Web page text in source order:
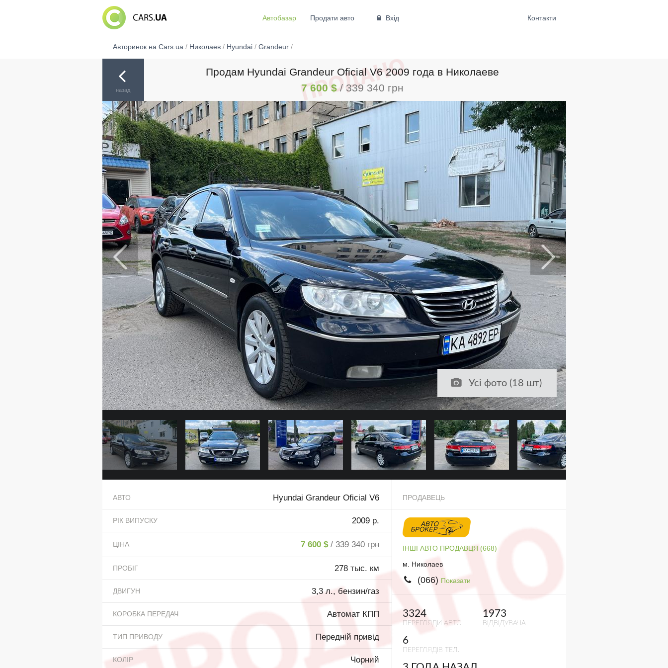
Автобазар Продати авто Вхід Контакти
Авторинок на Cars.ua / Николаев/ Hyundai/ Grandeur/
назад
Продам Hyundai Grandeur Oficial V6 2009 года в Николаеве
7 600 $ / 339 340 грн
Усі фото (18 шт)
АВТО Hyundai Grandeur Oficial V6
РІК ВИПУСКУ 2009 р.
ЦІНА 7 600 $ / 339 340 грн
ПРОБІГ 278 тыс. км
ДВИГУН 3,3 л., бензин/газ
КОРОБКА ПЕРЕДАЧ Автомат КПП
ТИП ПРИВОДУ Передній привід
КОЛІР Чорний
ПРОДАВЕЦЬ
ІНШІ АВТО ПРОДАВЦЯ (668)
м. Николаев
(066) Показати
3324
ПЕРЕГЛЯДИ АВТО
1973
ВІДВІДУВАЧА
6
ПЕРЕГЛЯДІВ ТЕЛ.